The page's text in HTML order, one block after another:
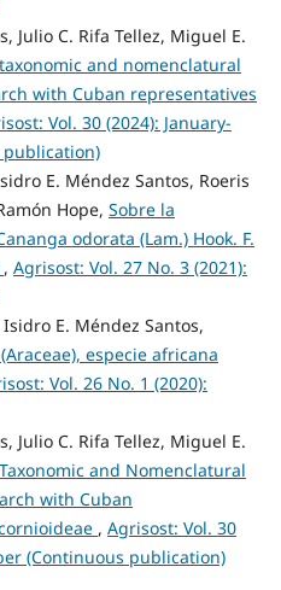
Julio C. Rifa Tellez, Miguel E.
and nomenclatural
with Cuban representatives
Vol. 30 (2024): January-
publication)
E. Méndez Santos, Roeris
Hope, Sobre la
odorata (Lam.) Hook. F.
, Agrisost: Vol. 27 No. 3 (2021):
E. Méndez Santos,
especie africana
Vol. 26 No. 1 (2020):
Julio C. Rifa Tellez, Miguel E.
and Nomenclatural
with Cuban
, Agrisost: Vol. 30
(Continuous publication)